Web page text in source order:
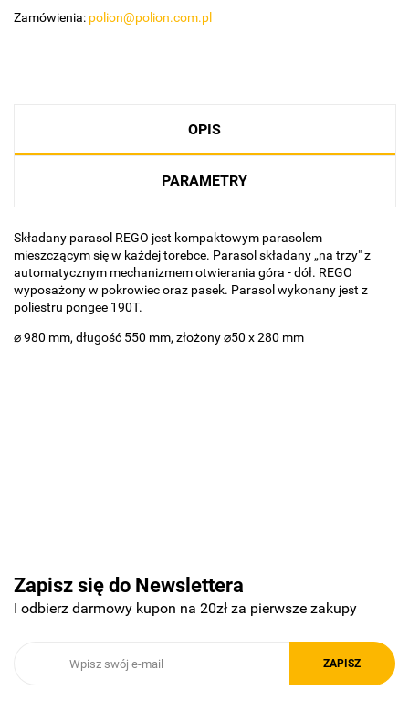
Zamówienia: polion@polion.com.pl
OPIS
PARAMETRY
Składany parasol REGO jest kompaktowym parasolem
mieszczącym się w każdej torebce. Parasol składany „na trzy" z
automatycznym mechanizmem otwierania góra - dół. REGO
wyposażony w pokrowiec oraz pasek. Parasol wykonany jest z
poliestru pongee 190T.
⌀ 980 mm, długość 550 mm, złożony ⌀50 x 280 mm
Royal Design
Zapisz się do Newslettera
I odbierz darmowy kupon na 20zł za pierwsze zakupy